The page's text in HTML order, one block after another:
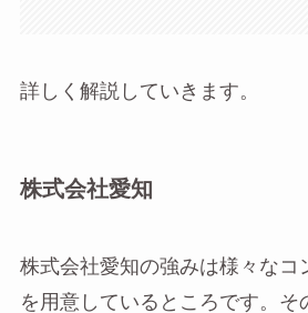
詳しく解説していきます。
株式会社愛知
株式会社愛知の強みは様々なコ
を用意しているところです。そ